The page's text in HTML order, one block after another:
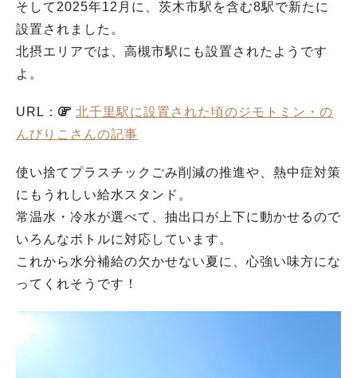
そして2025年12月に、茨木市駅を含む8駅で新たに
設置されました。
北摂エリアでは、高槻市駅にも設置されたようです
よ。
URL：
北千里駅に設置された頃のジモトミン・の
んびりこさんの記事
使い捨てプラスチックごみ削減の推進や、熱中症対策
にもうれしい給水スタンド。
常温水・冷水が選べて、抽出口が上下に動かせるので
いろんなボトルに対応しています。
これから水分補給の欠かせない夏に、心強い味方にな
ってくれそうです！